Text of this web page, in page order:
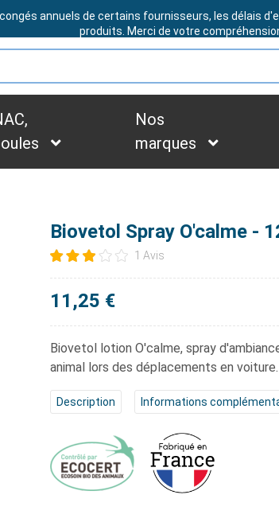
BESOIN D'ASSISTANCE ?
annuels de certains fournisseurs, les délais
produits. Merci de votre
Nos
marques
Biovetol Spray O'calme -
1 Avis
11,25 €
Biovetol lotion O'calme, spray
animal lors des déplacements en voiture.
Description Informations